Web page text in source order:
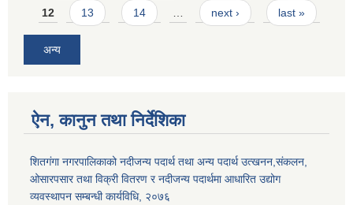
12 13 14 … next › last »
अन्य
ऐन, कानुन तथा निर्देशिका
शितगंगा नगरपालिकाको नदीजन्य पदार्थ तथा अन्य पदार्थ उत्खनन,संकलन,
ओसारपसार तथा विक्री वितरण र नदीजन्य पदार्थमा आधारित उद्योग
व्यवस्थापन सम्बन्धी कार्यविधि, २०७६